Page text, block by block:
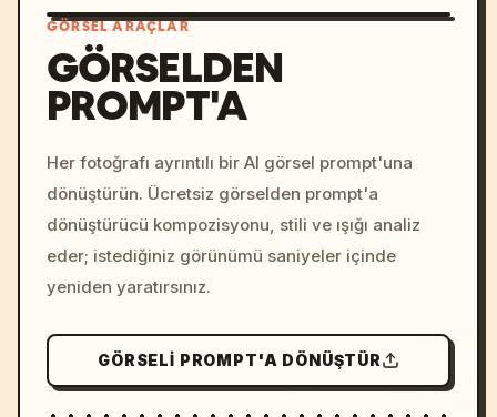
colors, 8k --v 6.0
GÖRSEL ARAÇLAR
GÖRSELDEN
PROMPT'A
Her fotoğrafı ayrıntılı bir AI görsel prompt'una
dönüştürün. Ücretsiz görselden prompt'a
dönüştürücü kompozisyonu, stili ve ışığı analiz
eder; istediğiniz görünümü saniyeler içinde
yeniden yaratırsınız.
GÖRSELI PROMPT'A DÖNÜŞTÜR